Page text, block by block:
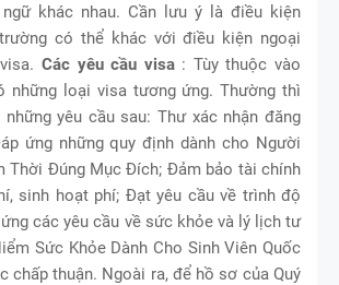
khác nhau. Cần lưu ý là điều kiện
có thể khác với điều kiện ngoại
Các yêu cầu visa : Tùy thuộc vào
những loại visa tương ứng. Thường thì
yêu cầu sau: Thư xác nhận đăng
ứng những quy định dành cho Người
Thời Đúng Mục Đích; Đảm bảo tài chính
sinh hoạt phí; Đạt yêu cầu về trình độ
các yêu cầu về sức khỏe và lý lịch tư
Sức Khỏe Dành Cho Sinh Viên Quốc
chấp thuận. Ngoài ra, để hồ sơ của Quý